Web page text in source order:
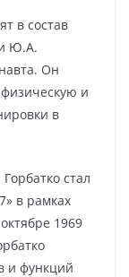
в состав
Ю.А.
Он
и
в
стал
в рамках
1969
и функций